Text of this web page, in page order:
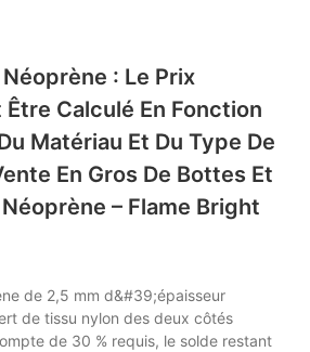
: Le Prix
Calculé En Fonction
Matériau Et Du Type De
En Gros De Bottes Et
– Flame Bright
de 2,5 mm d&#39;épaisseur
de tissu nylon des deux côtés
de 30 % requis, le solde restant